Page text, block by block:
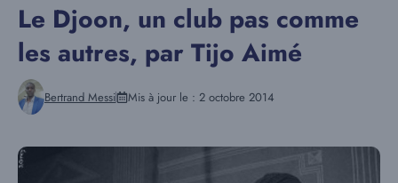
Le Djoon, un club pas comme
les autres, par Tijo Aimé
Bertrand Messi Mis à jour le : 2 octobre 2014